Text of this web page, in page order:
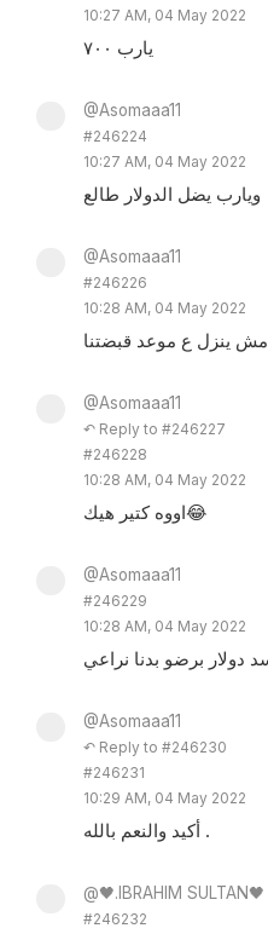
10:27 AM, 04 May 2022
يارب ٧٠٠
@Asomaaa11
#246224
10:27 AM, 04 May 2022
ويارب يضل الدولار طالع
@Asomaaa11
#246226
10:28 AM, 04 May 2022
مش ينزل ع موعد قبضتنا
@Asomaaa11
↶ Reply to #246227
#246228
10:28 AM, 04 May 2022
اووه كتير هيك😂
@Asomaaa11
#246229
10:28 AM, 04 May 2022
@Asomaaa11
↶ Reply to #246230
#246231
10:29 AM, 04 May 2022
أكيد والنعم بالله .
@🖤.IBRAHIM SULTAN🖤
#246232